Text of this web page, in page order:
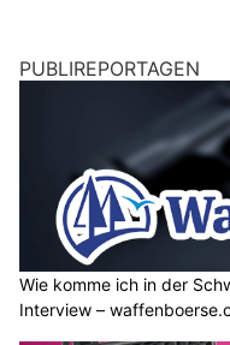
PUBLIREPORTAGEN
Wie komme ich in der
Interview –